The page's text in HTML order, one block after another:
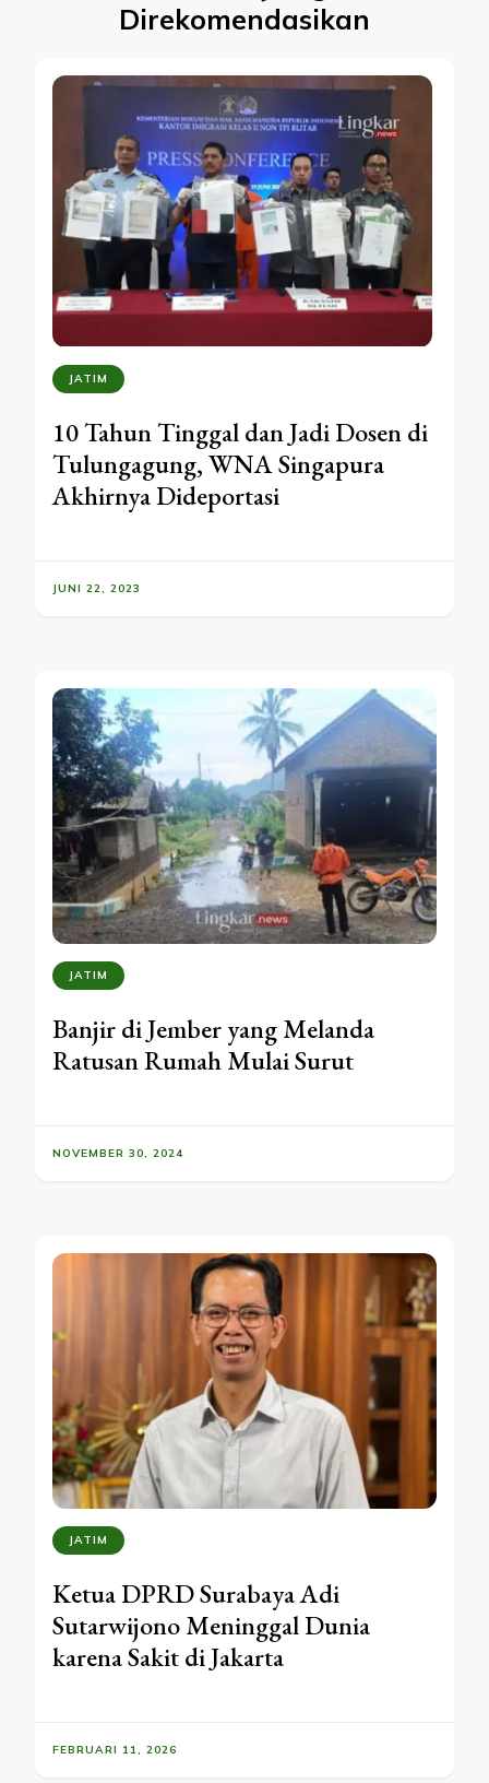
Direkomendasikan
JATIM
10 Tahun Tinggal dan Jadi Dosen di
Tulungagung, WNA Singapura
Akhirnya Dideportasi
JUNI 22, 2023
JATIM
Banjir di Jember yang Melanda
Ratusan Rumah Mulai Surut
NOVEMBER 30, 2024
JATIM
Ketua DPRD Surabaya Adi
Sutarwijono Meninggal Dunia
karena Sakit di Jakarta
FEBRUARI 11, 2026